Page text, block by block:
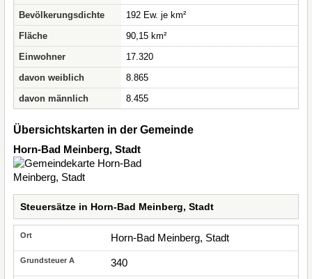
Bevölkerungsdichte
192 Ew. je km²
Fläche
90,15 km²
Einwohner
17.320
davon weiblich
8.865
davon männlich
8.455
Übersichtskarten in der Gemeinde
Horn-Bad Meinberg, Stadt
Steuersätze in Horn-Bad Meinberg, Stadt
Horn-Bad Meinberg, Stadt
340